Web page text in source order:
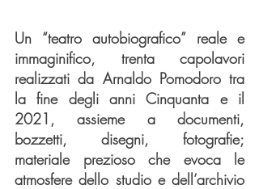
Un “teatro autobiografico” reale e
immaginifico, trenta capolavori
realizzati da Arnaldo Pomodoro tra
la fine degli anni Cinquanta e il
2021, assieme a documenti,
bozzetti, disegni, fotografie;
materiale prezioso che evoca le
atmosfere dello studio e dell’archivio